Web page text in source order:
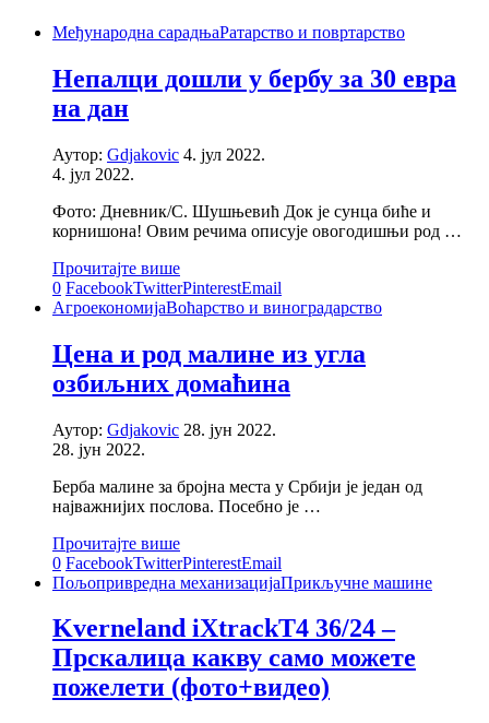
Међународна сарадњаРатарство и повртарство
Непалци дошли у бербу за 30 евра
на дан
Аутор: Gdjakovic 4. јул 2022.
4. јул 2022.
Фото: Дневник/С. Шушњевић Док је сунца биће и
корнишона! Овим речима описује овогодишњи род …
Прочитајте више
0 FacebookTwitterPinterestEmail
АгроекономијаВоћарство и виноградарство
Цена и род малине из угла
озбиљних домаћина
Аутор: Gdjakovic 28. јун 2022.
28. јун 2022.
Берба малине за бројна места у Србији је један од
најважнијих послова. Посебно је …
Прочитајте више
0 FacebookTwitterPinterestEmail
Пољопривредна механизацијаПрикључне машине
Kverneland iXtrackT4 36/24 –
Прскалица какву само можете
пожелети (фото+видео)